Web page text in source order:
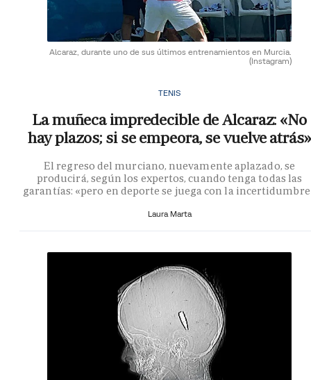
Alcaraz, durante uno de sus últimos entrenamientos en Murcia.
(Instagram)
TENIS
La muñeca impredecible de Alcaraz: «No
hay plazos; si se empeora, se vuelve atrás»
El regreso del murciano, nuevamente aplazado, se
producirá, según los expertos, cuando tenga todas las
garantías: «pero en deporte se juega con la
Laura Marta